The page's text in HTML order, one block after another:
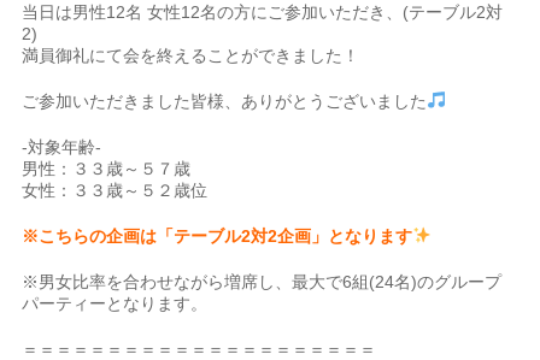
当日は男性12名 女性12名の方にご参加いただき、(テーブル2対
2)
満員御礼にて会を終えることができました！
ご参加いただきました皆様、ありがとうございました
-対象年齢-
男性：３３歳～５７歳
女性：３３歳～５２歳位
※こちらの企画は「テーブル2対2企画」となります
※男女比率を合わせながら増席し、最大で6組(24名)のグループ
パーティーとなります。
＝＝＝＝＝＝＝＝＝＝＝＝＝＝＝＝＝＝＝＝＝